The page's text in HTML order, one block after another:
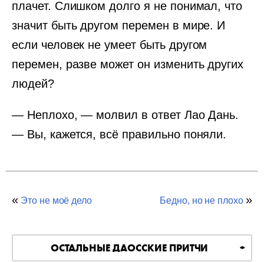
плачет. Слишком долго я не понимал, что
значит быть другом перемен в мире. И
если человек не умеет быть другом
перемен, разве может он изменить других
людей?
— Неплохо, — молвил в ответ Лао Дань.
— Вы, кажется, всё правильно поняли.
« Это не моё дело Бедно, но не плохо »
ОСТАЛЬНЫЕ ДАОССКИЕ ПРИТЧИ